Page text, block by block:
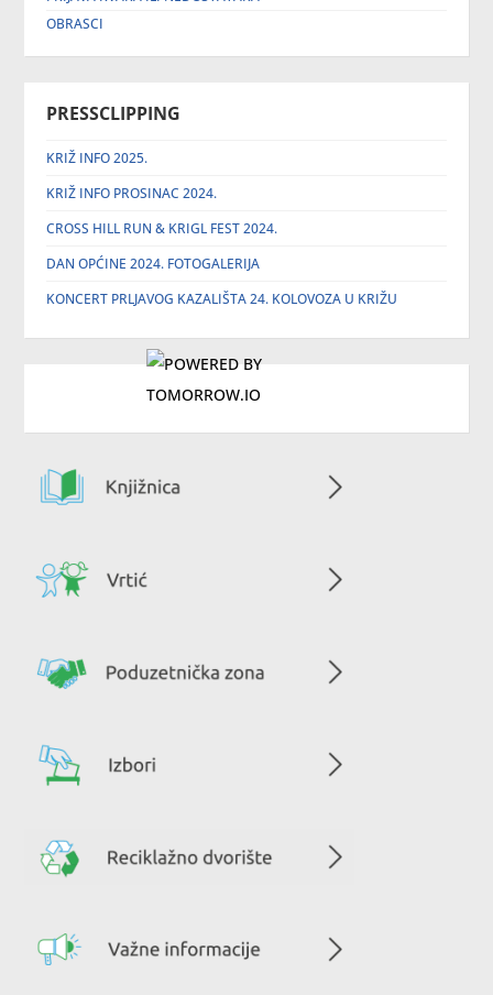
OBRASCI
PRESSCLIPPING
KRIŽ INFO 2025.
KRIŽ INFO PROSINAC 2024.
CROSS HILL RUN & KRIGL FEST 2024.
DAN OPĆINE 2024. FOTOGALERIJA
KONCERT PRLJAVOG KAZALIŠTA 24. KOLOVOZA U KRIŽU